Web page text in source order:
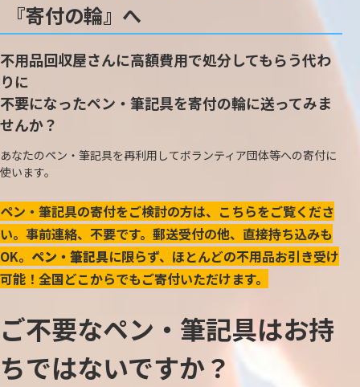
『寄付の輪』へ
不用品回収屋さんに高額費用で処分してもらう代わ
りに
不要になったペン・筆記具を寄付の輪に送ってみま
せんか？
あなたのペン・筆記具を再利用してボランティア団体等への寄付に
使います。
ペン・筆記具の寄付をご検討の方は、こちらをご覧くださ
い。事前連絡、不要です。郵送受付の他、直接持ち込みも
OK。 ペン・筆記具に限らず、ほとんどの不用品お引き受け
可能！全国どこからでもご寄付いただけます。
ご不要なペン・筆記具はお持
ちではないですか？